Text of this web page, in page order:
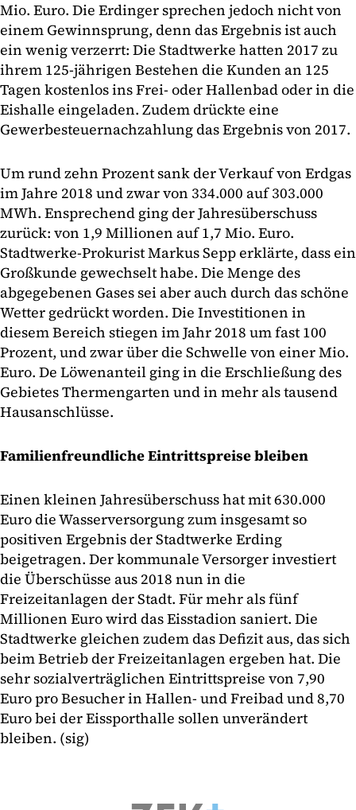
Mio. Euro. Die Erdinger sprechen jedoch nicht von
einem Gewinnsprung, denn das Ergebnis ist auch
ein wenig verzerrt: Die Stadtwerke hatten 2017 zu
ihrem 125-jährigen Bestehen die Kunden an 125
Tagen kostenlos ins Frei- oder Hallenbad oder in die
Eishalle eingeladen. Zudem drückte eine
Gewerbesteuernachzahlung das Ergebnis von 2017.
Um rund zehn Prozent sank der Verkauf von Erdgas
im Jahre 2018 und zwar von 334.000 auf 303.000
MWh. Ensprechend ging der Jahresüberschuss
zurück: von 1,9 Millionen auf 1,7 Mio. Euro.
Stadtwerke-Prokurist Markus Sepp erklärte, dass ein
Großkunde gewechselt habe. Die Menge des
abgegebenen Gases sei aber auch durch das schöne
Wetter gedrückt worden. Die Investitionen in
diesem Bereich stiegen im Jahr 2018 um fast 100
Prozent, und zwar über die Schwelle von einer Mio.
Euro. De Löwenanteil ging in die Erschließung des
Gebietes Thermengarten und in mehr als tausend
Hausanschlüsse.
Familienfreundliche Eintrittspreise bleiben
Einen kleinen Jahresüberschuss hat mit 630.000
Euro die Wasserversorgung zum insgesamt so
positiven Ergebnis der Stadtwerke Erding
beigetragen. Der kommunale Versorger investiert
die Überschüsse aus 2018 nun in die
Freizeitanlagen der Stadt. Für mehr als fünf
Millionen Euro wird das Eisstadion saniert. Die
Stadtwerke gleichen zudem das Defizit aus, das sich
beim Betrieb der Freizeitanlagen ergeben hat. Die
sehr sozialverträglichen Eintrittspreise von 7,90
Euro pro Besucher in Hallen- und Freibad und 8,70
Euro bei der Eissporthalle sollen unverändert
bleiben. (sig)